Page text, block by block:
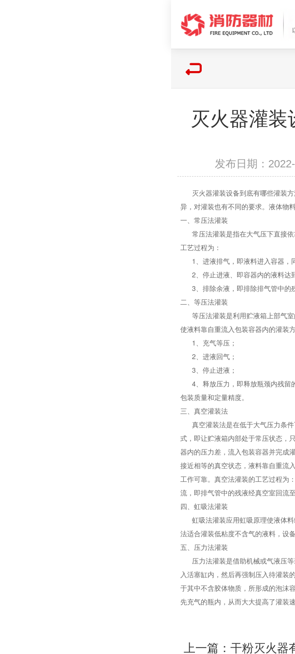
灭火器灌装
发布日期：
灭火器灌装设备到底有哪些灌装方
异，对灌装也有不同的要求。液体物
一、常压法灌装
常压法灌装是指在大气压下直接依
工艺过程为：
1、进液排气，即液料进入容器，
2、停止进液、即容器内的液料达
3、排除余液，即排除排气管中的
二、等压法灌装
等压法灌装是利用贮液箱上部气
使液料靠自重流入包装容器内的灌装
1、充气等压；
2、进液回气；
3、停止进液；
4、释放压力，即释放瓶颈内残留
包装质量和定量精度。
三、真空灌装法
真空灌装法是在低于大气压力条
式，即让贮液箱内部处于常压状态，
器内的压力差，流入包装容器并完成
接近相等的真空状态，液料靠自重流
工作可靠。真空法灌装的工艺过程为
流，即排气管中的残液经真空室回流至
四、虹吸法灌装
虹吸法灌装应用虹吸原理使液体料
法适合灌装低粘度不含气的液料，设
五、压力法灌装
压力法灌装是借助机械或气液压等
入活塞缸内，然后再强制压入待灌装
于其中不含胶体物质，所形成的泡沫
先充气的瓶内，从而大大提高了灌装速
上一篇：干粉灭火